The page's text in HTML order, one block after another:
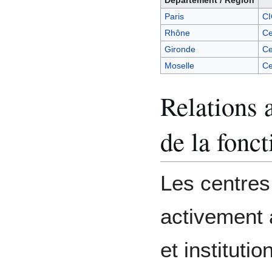
Paris
Rhône
Gironde
Moselle
Relations
de la
Les
activement
et